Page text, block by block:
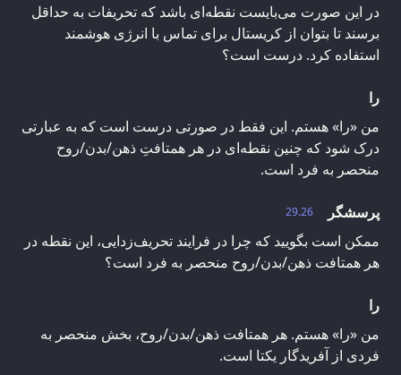
در این صورت می‌بایست نقطه‌ای باشد که تحریفات به حداقل
برسند تا بتوان از کریستال برای تماس با انرژی هوشمند
استفاده کرد. درست است؟
را
من «را» هستم. این فقط در صورتی درست است که به عبارتی
درک شود که چنین نقطه‌ای در هر همتافتِ ذهن/بدن/روح
منحصر به فرد است.
29.26
پرسشگر
ممکن است بگویید که چرا در فرایند تحریف‌زدایی‌، این نقطه در
هر همتافت ذهن/بدن/روح منحصر به فرد است؟
را
من «را» هستم. هر همتافت ذهن/بدن/روح، بخش منحصر به
فردی از آفریدگار یکتا است.